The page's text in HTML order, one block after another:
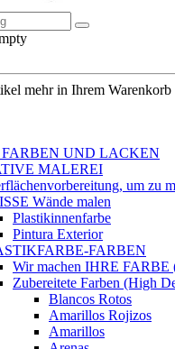
mehr in Ihrem Warenkorb
FARBEN UND LACKEN
MALEREI
um zu
Wände malen
Plastikinnenfarbe
Pintura Exterior
FARBEN
Wir machen IHRE FARBE
Zubereitete Farben (High
Blancos Rotos
Amarillos Rojizos
Amarillos